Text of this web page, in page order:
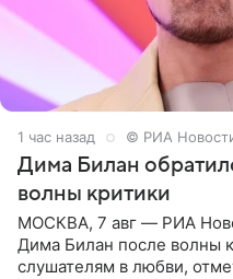
1 час назад © РИА
Дима Билан
волны критики
МОСКВА, 7 авг — РИА
Дима Билан после волны
слушателям в любви,